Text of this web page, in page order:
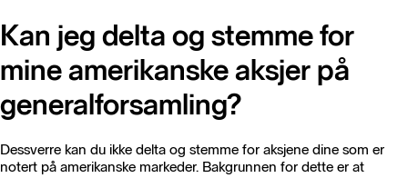
Kan jeg delta og stemme for
mine amerikanske aksjer på
generalforsamling?
Dessverre kan du ikke delta og stemme for aksjene dine som er
notert på amerikanske markeder. Bakgrunnen for dette er at